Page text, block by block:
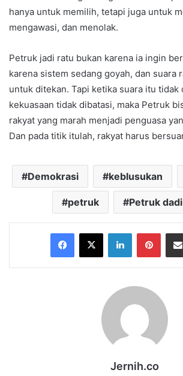
hanya untuk memilih, tetapi juga untuk
mengawasi, dan menolak.
Petruk jadi ratu bukan karena ia ingin
karena sistem sedang goyah, dan suara
untuk ditekan. Tapi ketika suara itu tidak
kekuasaan tidak dibatasi, maka Petruk
rakyat yang marah menjadi penguasa
Dan pada titik itulah, rakyat harus
Demokrasi keblusukan
petruk Petruk
Facebook
X LinkedIn
Jernih.co